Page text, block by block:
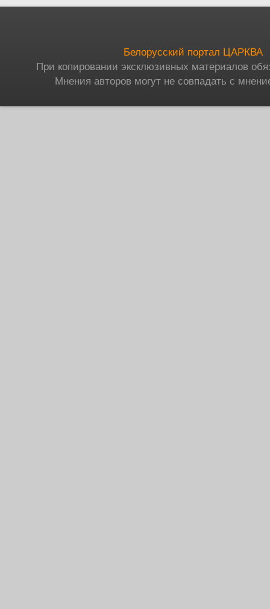
Белорусский портал ЦАРКВА
При копировании эксклюзивных материалов
Мнения авторов могут не совпадать с